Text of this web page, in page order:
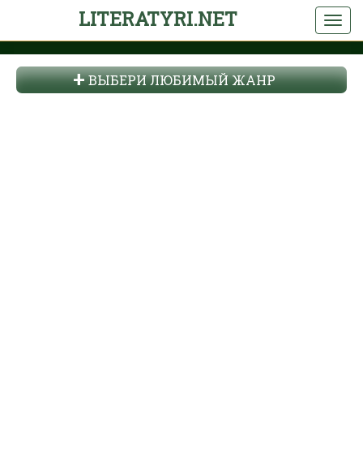
LITERATYRI.NET
ВЫБЕРИ ЛЮБИМЫЙ ЖАНР